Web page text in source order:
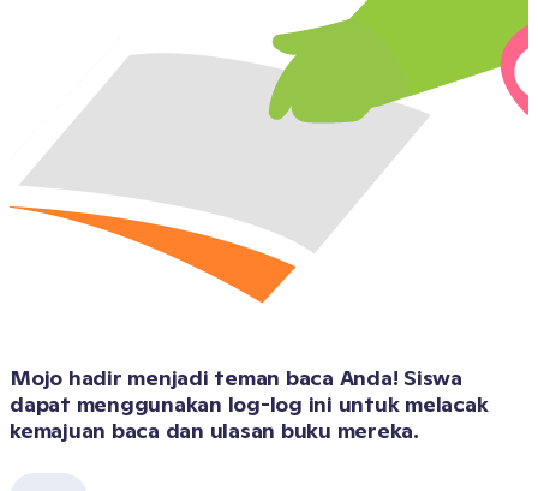
Mojo hadir menjadi teman baca Anda! Siswa
dapat menggunakan log-log ini untuk melacak
kemajuan baca dan ulasan buku mereka.